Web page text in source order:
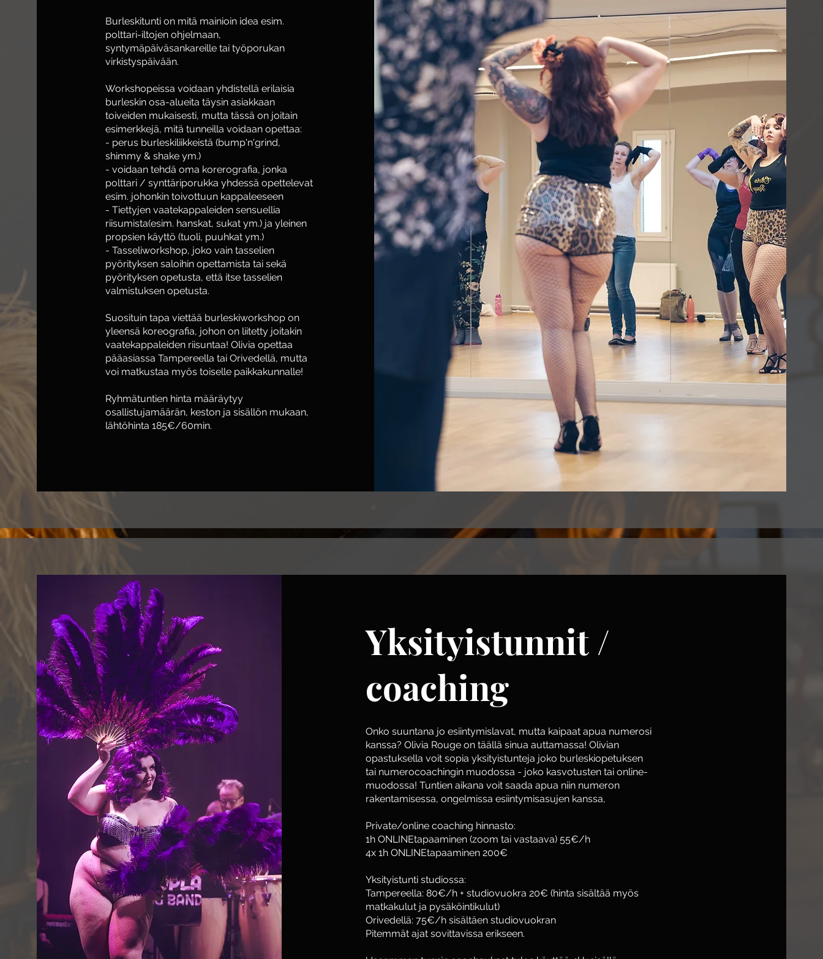
Burleskitunti on mitä mainioin idea esim.
polttari-iltojen ohjelmaan,
syntymäpäiväsankareille tai työporukan
virkistyspäivään.
Workshopeissa voidaan yhdistellä erilaisia
burleskin osa-alueita täysin asiakkaan
toiveiden mukaisesti, mutta tässä on joitain
esimerkkejä, mitä tunneilla voidaan opettaa:
- perus burleskiliikkeistä (bump'n'grind,
shimmy & shake ym.)
- voidaan tehdä oma korerografia, jonka
polttari / synttäriporukka yhdessä opettelevat
esim. johonkin toivottuun kappaleeseen
- Tiettyjen vaatekappaleiden sensuellia
riisumista(esim. hanskat, sukat ym.) ja yleinen
propsien käyttö (tuoli, puuhkat ym.)
- Tasseliworkshop, joko vain tasselien
pyörityksen saloihin opettamista tai sekä
pyörityksen opetusta, että itse tasselien
valmistuksen opetusta.
Suosituin tapa viettää burleskiworkshop on
yleensä koreografia, johon on liitetty joitakin
vaatekappaleiden riisuntaa! Olivia opettaa
pääasiassa Tampereella tai Orivedellä, mutta
voi matkustaa myös toiselle paikkakunnalle!
Ryhmätuntien hinta määräytyy
osallistujamäärän, keston ja sisällön mukaan,
lähtöhinta 185€/60min.
Yksityistunnit /
coaching
Onko suuntana jo esiintymislavat, mutta kaipaat apua numerosi
kanssa? Olivia Rouge on täällä sinua auttamassa! Olivian
opastuksella voit sopia yksityistunteja joko burleskiopetuksen
tai numerocoachingin muodossa - joko kasvotusten tai online-
muodossa! Tuntien aikana voit saada apua niin numeron
rakentamisessa, ongelmissa esiintymisasujen kanssa,
Private/online coaching hinnasto:
1h ONLINEtapaaminen (zoom tai vastaava) 55€/h
4x 1h ONLINEtapaaminen 200€
Yksityistunti studiossa:
Tampereella: 80€/h + studiovuokra 20€ (hinta sisältää myös
matkakulut ja pysäköintikulut)
Orivedellä: 75€/h sisältäen studiovuokran
Pitemmät ajat sovittavissa erikseen.